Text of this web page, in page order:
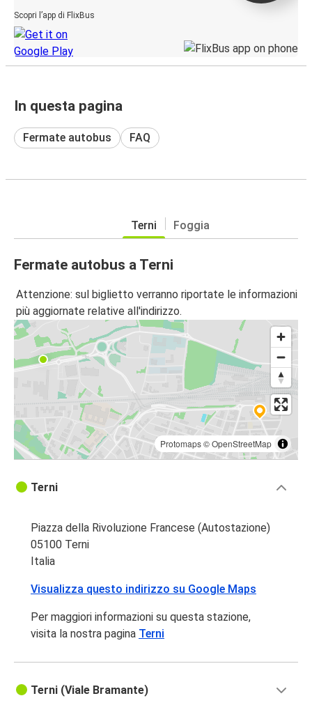
Scopri l’app di FlixBus
In questa pagina
Fermate autobus FAQ
Terni Foggia
Fermate autobus a Terni
Attenzione: sul biglietto verranno riportate le informazioni
più aggiornate relative all'indirizzo.
Protomaps©OpenStreetMap
Terni
Piazza della Rivoluzione Francese (Autostazione)
05100 Terni
Italia
Visualizza questo indirizzo su Google Maps
Per maggiori informazioni su questa stazione,
visita la nostra pagina Terni
Terni (Viale Bramante)